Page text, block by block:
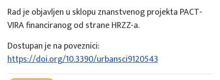
Rad je objavljen u sklopu znanstvenog projekta PACT-
VIRA financiranog od strane HRZZ-a.
Dostupan je na poveznici:
https://doi.org/10.3390/urbansci9120543